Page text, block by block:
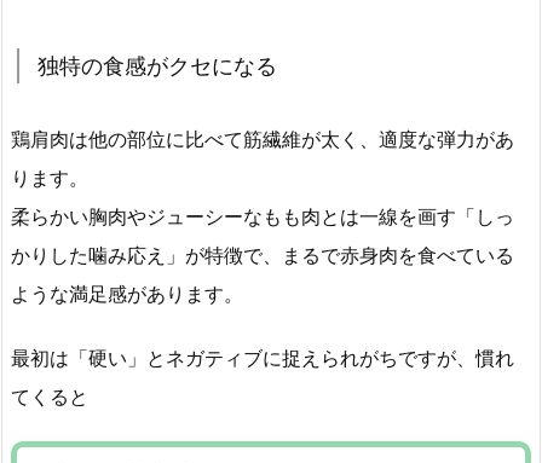
独特の食感がクセになる
鶏肩肉は他の部位に比べて筋繊維が太く、適度な弾力があ
ります。
柔らかい胸肉やジューシーなもも肉とは一線を画す「しっ
かりした噛み応え」が特徴で、まるで赤身肉を食べている
ような満足感があります。
最初は「硬い」とネガティブに捉えられがちですが、慣れ
てくると